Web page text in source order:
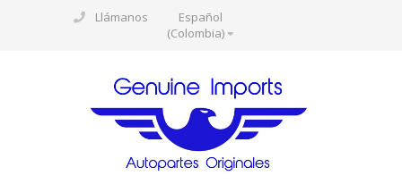
Llámanos
Español
(Colombia)